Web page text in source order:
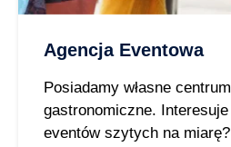
Agencja Eventowa
Posiadamy własne
gastronomiczne.
eventów szytych na